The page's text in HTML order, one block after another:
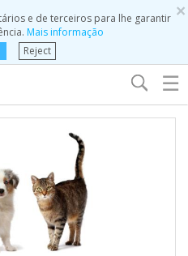
×
e de terceiros para lhe garantir
Mais informação
Reject
☰